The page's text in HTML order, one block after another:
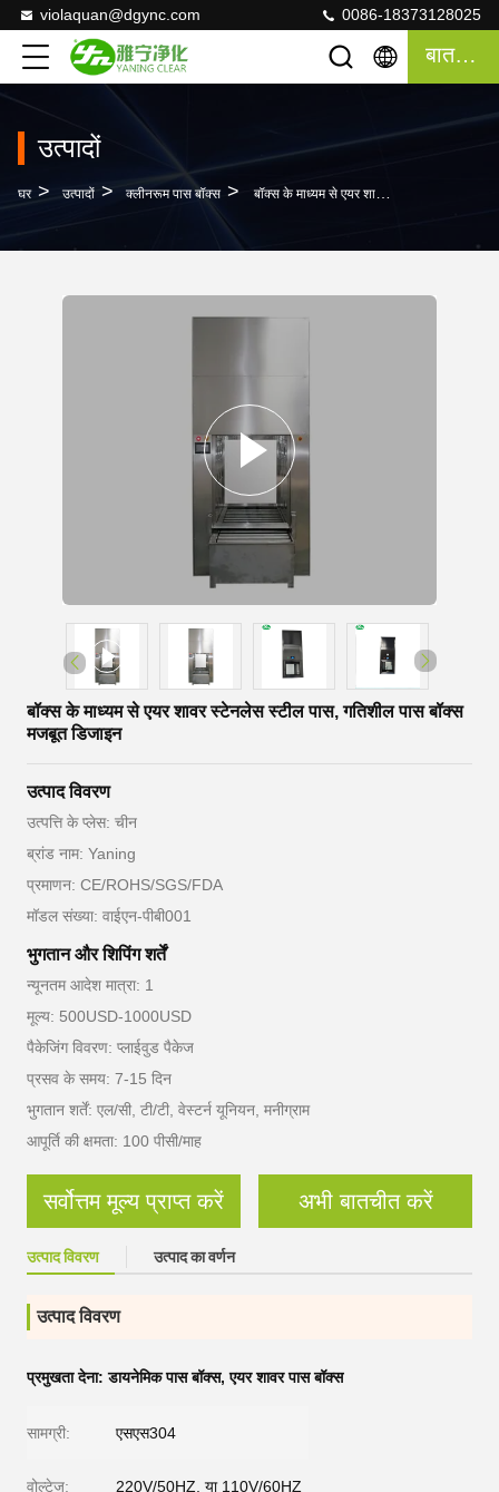
violaquan@dgync.com 0086-18373128025
बात करना
उत्पादों
घर > उत्पादों > क्लीनरूम पास बॉक्स > बॉक्स के माध्यम से एयर शावर स्टेनलेस स्टील पास, गतिशील पास बॉक्स मजबूत डिजाइन
बॉक्स के माध्यम से एयर शावर स्टेनलेस स्टील पास, गतिशील पास बॉक्स
मजबूत डिजाइन
उत्पाद विवरण
उत्पत्ति के प्लेस: चीन
ब्रांड नाम: Yaning
प्रमाणन: CE/ROHS/SGS/FDA
मॉडल संख्या: वाईएन-पीबी001
भुगतान और शिपिंग शर्तें
न्यूनतम आदेश मात्रा: 1
मूल्य: 500USD-1000USD
पैकेजिंग विवरण: प्लाईवुड पैकेज
प्रसव के समय: 7-15 दिन
भुगतान शर्तें: एल/सी, टी/टी, वेस्टर्न यूनियन, मनीग्राम
आपूर्ति की क्षमता: 100 पीसी/माह
सर्वोत्तम मूल्य प्राप्त करें अभी बातचीत करें
उत्पाद विवरण उत्पाद का वर्णन
उत्पाद विवरण
प्रमुखता देना:डायनेमिक पास बॉक्स,एयर शावर पास बॉक्स
सामग्री: एसएस304
वोल्टेज: 220V/50HZ, या 110V/60HZ